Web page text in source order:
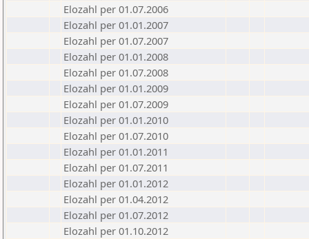
Elozahl per 01.07.2006
Elozahl per 01.01.2007
Elozahl per 01.07.2007
Elozahl per 01.01.2008
Elozahl per 01.07.2008
Elozahl per 01.01.2009
Elozahl per 01.07.2009
Elozahl per 01.01.2010
Elozahl per 01.07.2010
Elozahl per 01.01.2011
Elozahl per 01.07.2011
Elozahl per 01.01.2012
Elozahl per 01.04.2012
Elozahl per 01.07.2012
Elozahl per 01.10.2012